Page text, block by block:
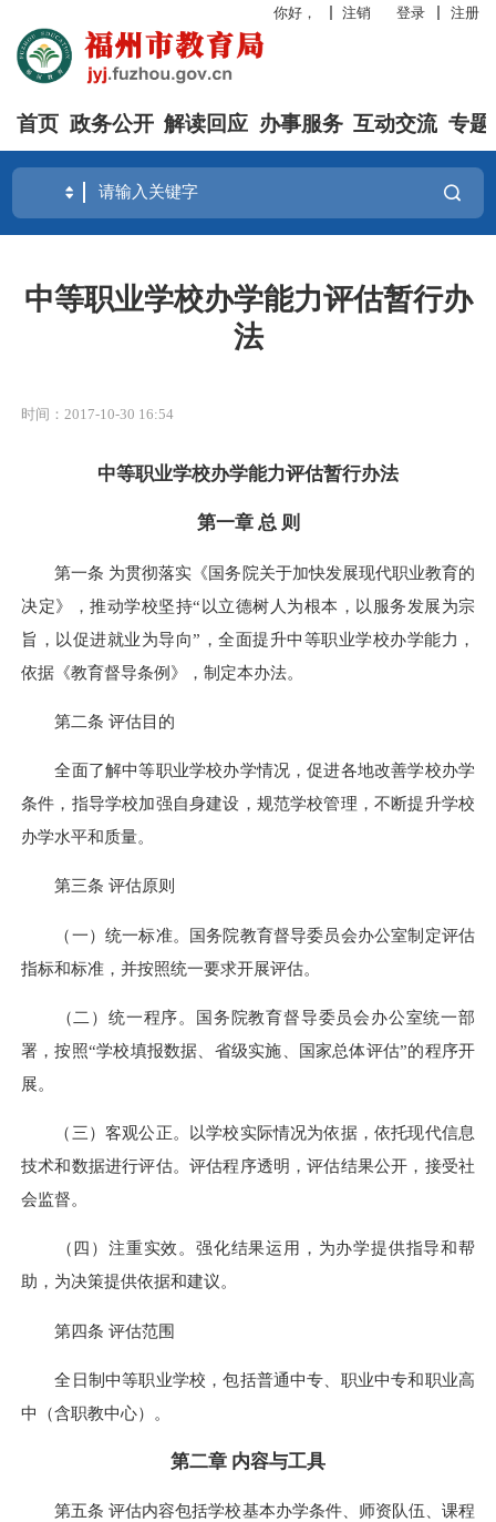
你好， 注销 登录 注册
首页 政务公开 解读回应 办事服务 互动交流 专题
中等职业学校办学能力评估暂行办
法
时间：2017-10-30 16:54
中等职业学校办学能力评估暂行办法
第一章 总 则
第一条 为贯彻落实《国务院关于加快发展现代职业教育的
决定》，推动学校坚持“以立德树人为根本，以服务发展为宗
旨，以促进就业为导向”，全面提升中等职业学校办学能力，
依据《教育督导条例》，制定本办法。
第二条 评估目的
全面了解中等职业学校办学情况，促进各地改善学校办学
条件，指导学校加强自身建设，规范学校管理，不断提升学校
办学水平和质量。
第三条 评估原则
（一）统一标准。国务院教育督导委员会办公室制定评估
指标和标准，并按照统一要求开展评估。
（二）统一程序。国务院教育督导委员会办公室统一部
署，按照“学校填报数据、省级实施、国家总体评估”的程序开
展。
（三）客观公正。以学校实际情况为依据，依托现代信息
技术和数据进行评估。评估程序透明，评估结果公开，接受社
会监督。
（四）注重实效。强化结果运用，为办学提供指导和帮
助，为决策提供依据和建议。
第四条 评估范围
全日制中等职业学校，包括普通中专、职业中专和职业高
中（含职教中心）。
第二章 内容与工具
第五条 评估内容包括学校基本办学条件、师资队伍、课程